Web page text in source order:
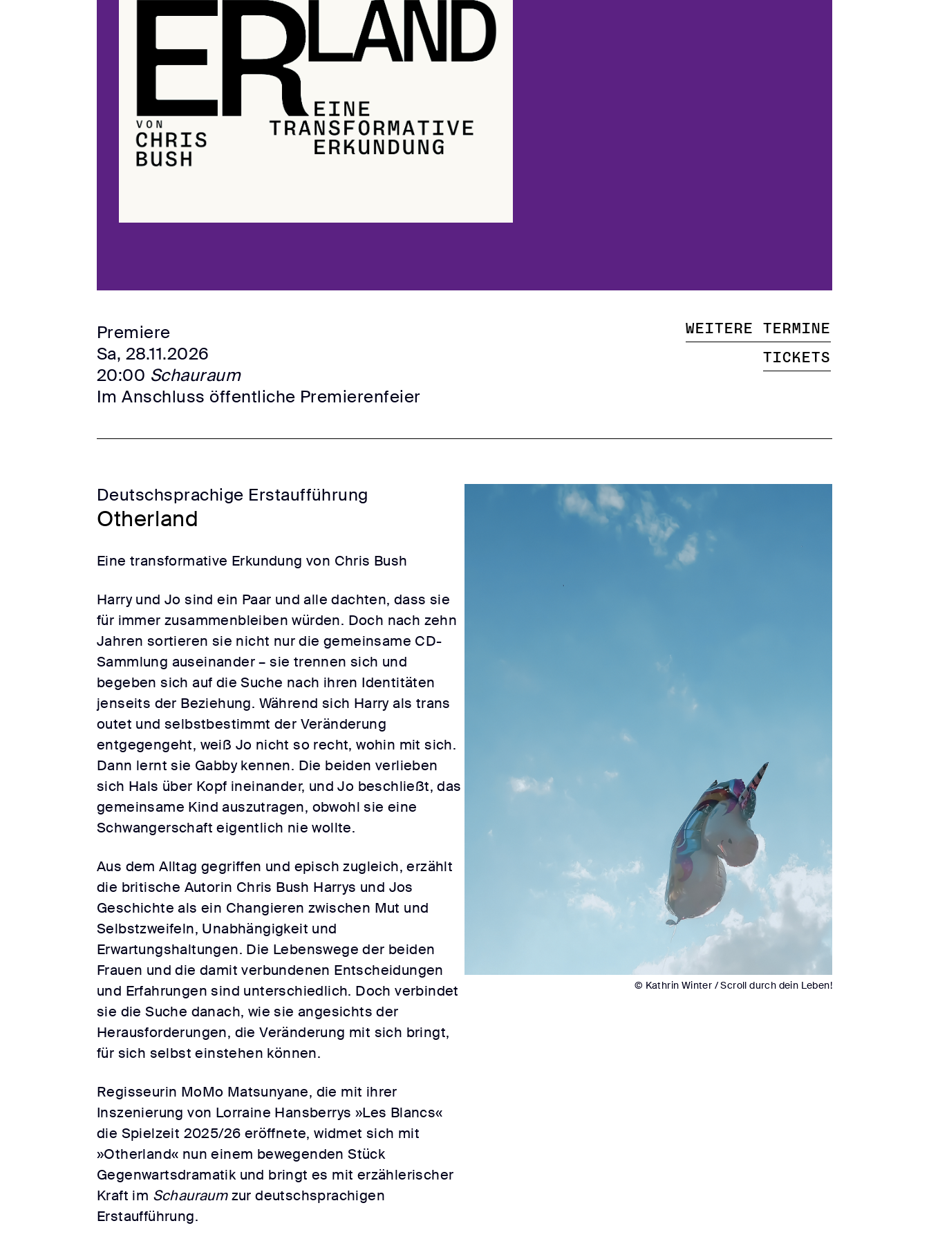
Premiere
Sa, 28.11.2026
20:00 Schauraum
Im Anschluss öffentliche Premierenfeier
Weitere Termine
Tickets
Deutschsprachige Erstaufführung
Otherland
Eine transformative Erkundung von Chris Bush
Harry und Jo sind ein Paar und alle dachten, dass sie
für immer zusammenbleiben würden. Doch nach zehn
Jahren sortieren sie nicht nur die gemeinsame CD-
Sammlung auseinander – sie trennen sich und
begeben sich auf die Suche nach ihren Identitäten
jenseits der Beziehung. Während sich Harry als trans
outet und selbstbestimmt der Veränderung
entgegengeht, weiß Jo nicht so recht, wohin mit sich.
Dann lernt sie Gabby kennen. Die beiden verlieben
sich Hals über Kopf ineinander, und Jo beschließt, das
gemeinsame Kind auszutragen, obwohl sie eine
Schwangerschaft eigentlich nie wollte.
Aus dem Alltag gegriffen und episch zugleich, erzählt
die britische Autorin Chris Bush Harrys und Jos
Geschichte als ein Changieren zwischen Mut und
Selbstzweifeln, Unabhängigkeit und
Erwartungshaltungen. Die Lebenswege der beiden
Frauen und die damit verbundenen Entscheidungen
und Erfahrungen sind unterschiedlich. Doch verbindet
sie die Suche danach, wie sie angesichts der
Herausforderungen, die Veränderung mit sich bringt,
für sich selbst einstehen können.
Regisseurin MoMo Matsunyane, die mit ihrer
Inszenierung von Lorraine Hansberrys »Les Blancs«
die Spielzeit 2025/26 eröffnete, widmet sich mit
»Otherland« nun einem bewegenden Stück
Gegenwartsdramatik und bringt es mit erzählerischer
Kraft im Schauraumzur deutschsprachigen
Erstaufführung.
© Kathrin Winter / Scroll durch dein Leben!